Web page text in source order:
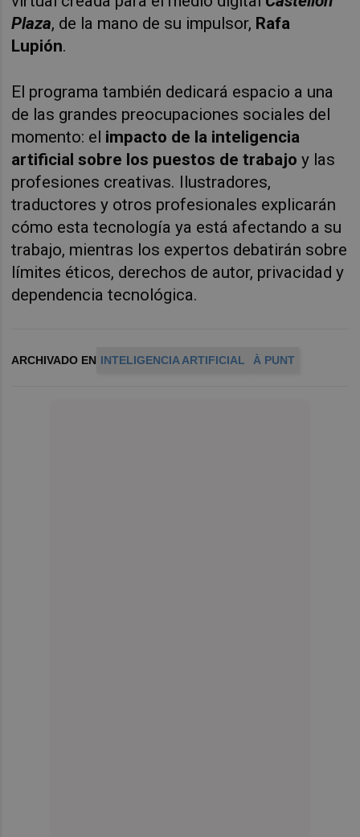
Plaza, de la mano de su impulsor, Rafa
Lupión.
El programa también dedicará espacio a una
de las grandes preocupaciones sociales del
momento: el impacto de la inteligencia
artificial sobre los puestos de trabajoy las
profesiones creativas. Ilustradores,
traductores y otros profesionales explicarán
cómo esta tecnología ya está afectando a su
trabajo, mientras los expertos debatirán sobre
límites éticos, derechos de autor, privacidad y
dependencia tecnológica.
ARCHIVADO EN INTELIGENCIA ARTIFICIAL À PUNT